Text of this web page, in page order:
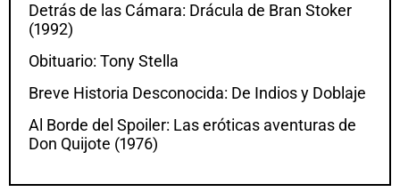
Detrás de las Cámara: Drácula de Bran Stoker
(1992)
Obituario: Tony Stella
Breve Historia Desconocida: De Indios y Doblaje
Al Borde del Spoiler: Las eróticas aventuras de
Don Quijote (1976)